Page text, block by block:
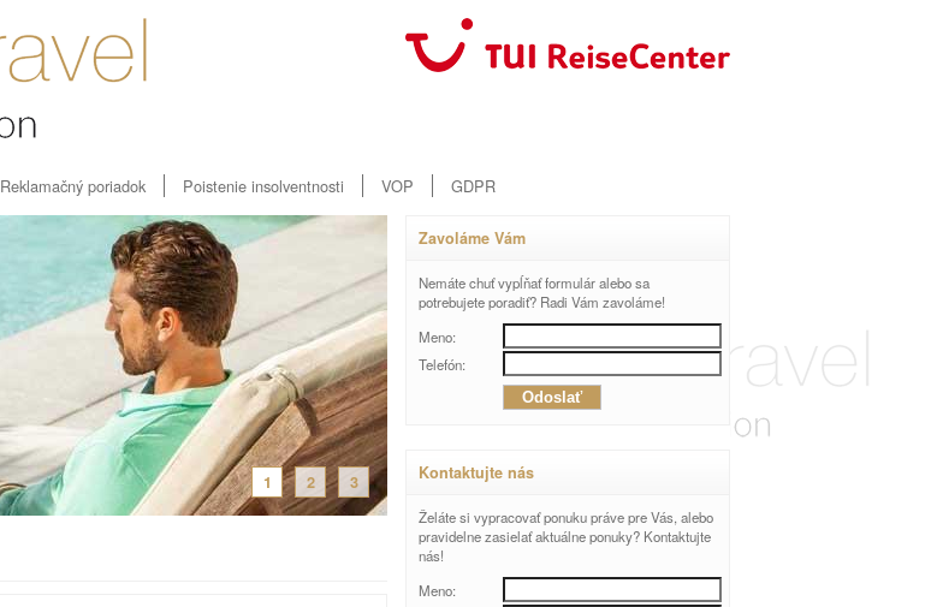
Reklamačný poriadok Poistenie insolventnosti VOP GDPR
1 2 3
Zavoláme Vám
Nemáte chuť vypĺňať formulár alebo sa
potrebujete poradiť? Radi Vám zavoláme!
Meno:
Telefón:
Kontaktujte nás
Želáte si vypracovať ponuku práve pre Vás, alebo
pravidelne zasielať aktuálne ponuky? Kontaktujte
nás!
Meno: